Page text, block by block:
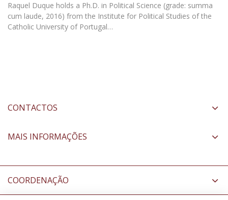
Raquel Duque holds a Ph.D. in Political Science (grade: summa
cum laude, 2016) from the Institute for Political Studies of the
Catholic University of Portugal…
CONTACTOS
MAIS INFORMAÇÕES
COORDENAÇÃO